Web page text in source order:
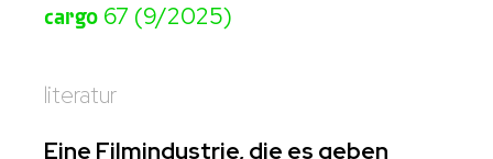
cargo 67 (9/2025)
literatur
Eine Filmindustrie, die es geben